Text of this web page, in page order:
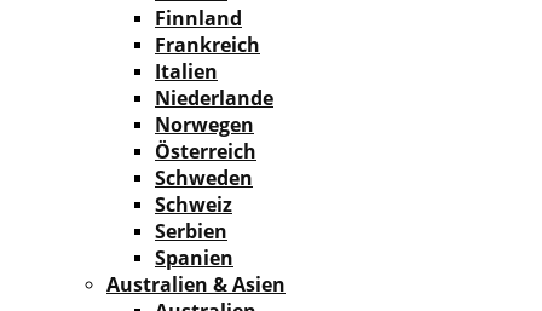
Finnland
Frankreich
Italien
Niederlande
Norwegen
Österreich
Schweden
Schweiz
Serbien
Spanien
Australien & Asien